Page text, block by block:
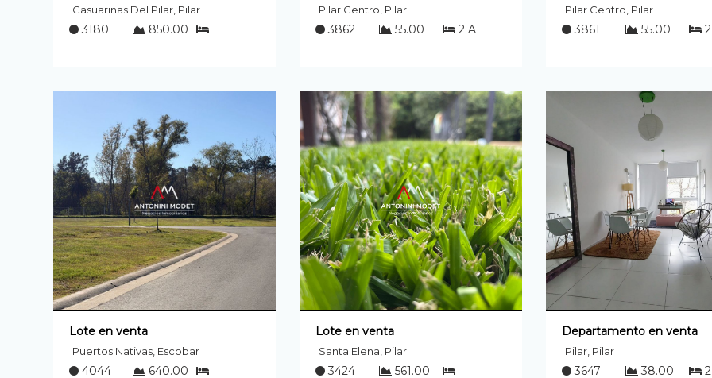
Casuarinas Del Pilar, Pilar
3180 850.00
Pilar Centro, Pilar
3862 55.00 2 A
Pilar Centro, Pilar
3861 55.00 2
Lote en venta
Puertos Nativas, Escobar
4044 640.00
Lote en venta
Santa Elena, Pilar
3424 561.00
Departamento en venta
Pilar, Pilar
3647 38.00 2